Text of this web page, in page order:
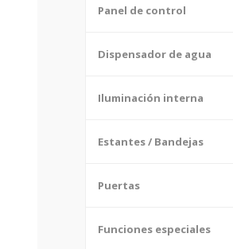
Panel de control
Dispensador de agua
Iluminación interna
Estantes / Bandejas
Puertas
Funciones especiales